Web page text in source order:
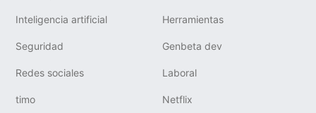
Inteligencia artificial Herramientas
Seguridad Genbeta dev
Redes sociales Laboral
timo Netflix